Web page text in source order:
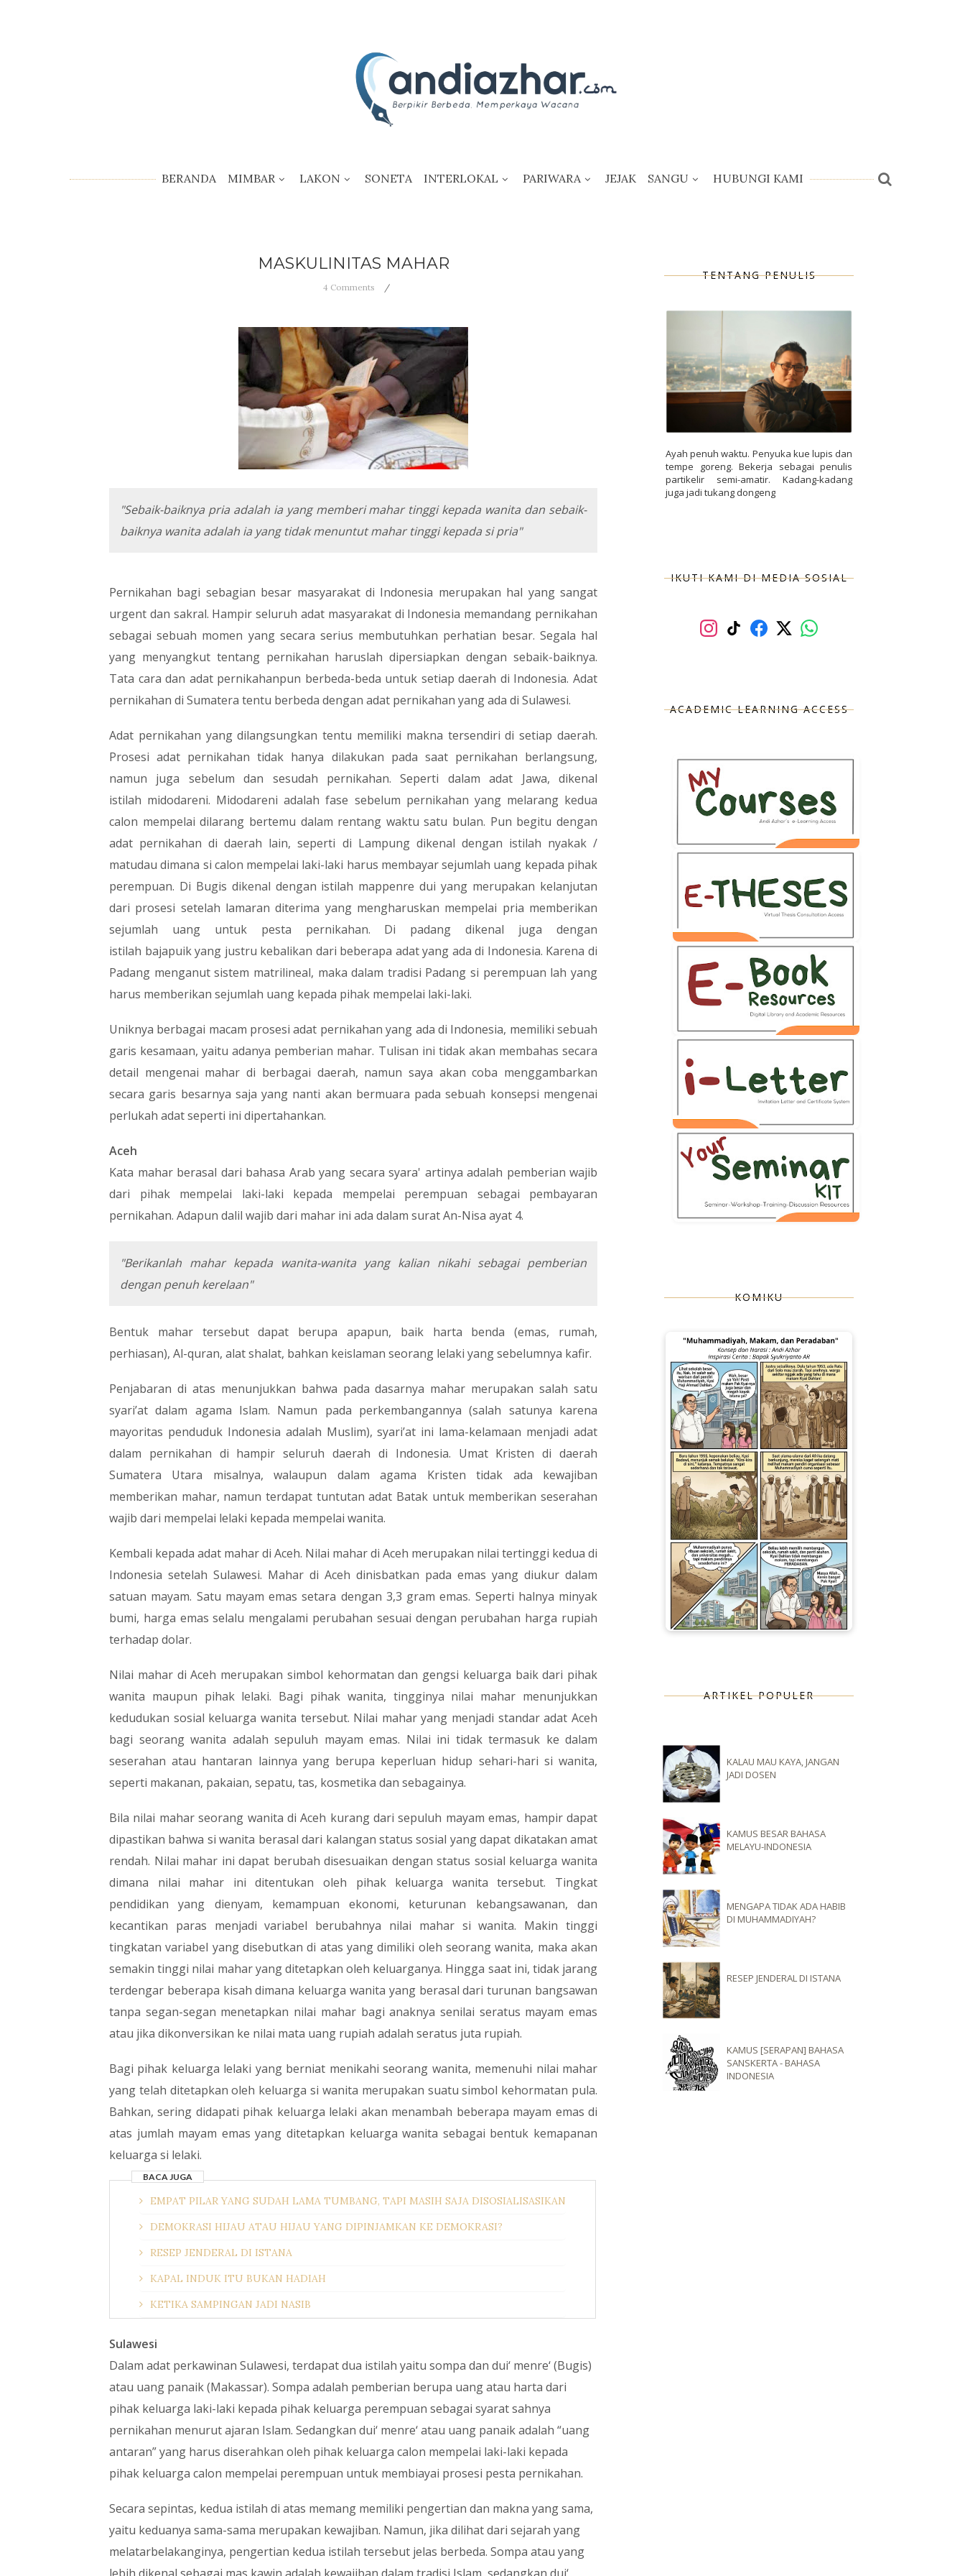
BERANDA MIMBAR LAKON SONETA INTERLOKAL PARIWARA JEJAK SANGU HUBUNGI KAMI
MASKULINITAS MAHAR
4 Comments
"Sebaik-baiknya pria adalah ia yang memberi mahar tinggi kepada wanita dan sebaik-
baiknya wanita adalah ia yang tidak menuntut mahar tinggi kepada si pria"
Pernikahan bagi sebagian besar masyarakat di Indonesia merupakan hal yang sangat
urgent dan sakral. Hampir seluruh adat masyarakat di Indonesia memandang pernikahan
sebagai sebuah momen yang secara serius membutuhkan perhatian besar. Segala hal
yang menyangkut tentang pernikahan haruslah dipersiapkan dengan sebaik-baiknya.
Tata cara dan adat pernikahanpun berbeda-beda untuk setiap daerah di Indonesia. Adat
pernikahan di Sumatera tentu berbeda dengan adat pernikahan yang ada di Sulawesi.
Adat pernikahan yang dilangsungkan tentu memiliki makna tersendiri di setiap daerah.
Prosesi adat pernikahan tidak hanya dilakukan pada saat pernikahan berlangsung,
namun juga sebelum dan sesudah pernikahan. Seperti dalam adat Jawa, dikenal
istilah midodareni. Midodareni adalah fase sebelum pernikahan yang melarang kedua
calon mempelai dilarang bertemu dalam rentang waktu satu bulan. Pun begitu dengan
adat pernikahan di daerah lain, seperti di Lampung dikenal dengan istilah nyakak /
matudau dimana si calon mempelai laki-laki harus membayar sejumlah uang kepada pihak
perempuan. Di Bugis dikenal dengan istilah mappenre dui yang merupakan kelanjutan
dari prosesi setelah lamaran diterima yang mengharuskan mempelai pria memberikan
sejumlah uang untuk pesta pernikahan. Di padang dikenal juga dengan
istilah bajapuik yang justru kebalikan dari beberapa adat yang ada di Indonesia. Karena di
Padang menganut sistem matrilineal, maka dalam tradisi Padang si perempuan lah yang
harus memberikan sejumlah uang kepada pihak mempelai laki-laki.
Uniknya berbagai macam prosesi adat pernikahan yang ada di Indonesia, memiliki sebuah
garis kesamaan, yaitu adanya pemberian mahar. Tulisan ini tidak akan membahas secara
detail mengenai mahar di berbagai daerah, namun saya akan coba menggambarkan
secara garis besarnya saja yang nanti akan bermuara pada sebuah konsepsi mengenai
perlukah adat seperti ini dipertahankan.
Aceh
Kata mahar berasal dari bahasa Arab yang secara syara' artinya adalah pemberian wajib
dari pihak mempelai laki-laki kepada mempelai perempuan sebagai pembayaran
pernikahan. Adapun dalil wajib dari mahar ini ada dalam surat An-Nisa ayat 4.
"Berikanlah mahar kepada wanita-wanita yang kalian nikahi sebagai pemberian
dengan penuh kerelaan"
Bentuk mahar tersebut dapat berupa apapun, baik harta benda (emas, rumah,
perhiasan), Al-quran, alat shalat, bahkan keislaman seorang lelaki yang sebelumnya kafir.
Penjabaran di atas menunjukkan bahwa pada dasarnya mahar merupakan salah satu
syari’at dalam agama Islam. Namun pada perkembangannya (salah satunya karena
mayoritas penduduk Indonesia adalah Muslim), syari’at ini lama-kelamaan menjadi adat
dalam pernikahan di hampir seluruh daerah di Indonesia. Umat Kristen di daerah
Sumatera Utara misalnya, walaupun dalam agama Kristen tidak ada kewajiban
memberikan mahar, namun terdapat tuntutan adat Batak untuk memberikan seserahan
wajib dari mempelai lelaki kepada mempelai wanita.
Kembali kepada adat mahar di Aceh. Nilai mahar di Aceh merupakan nilai tertinggi kedua di
Indonesia setelah Sulawesi. Mahar di Aceh dinisbatkan pada emas yang diukur dalam
satuan mayam. Satu mayam emas setara dengan 3,3 gram emas. Seperti halnya minyak
bumi, harga emas selalu mengalami perubahan sesuai dengan perubahan harga rupiah
terhadap dolar.
Nilai mahar di Aceh merupakan simbol kehormatan dan gengsi keluarga baik dari pihak
wanita maupun pihak lelaki. Bagi pihak wanita, tingginya nilai mahar menunjukkan
kedudukan sosial keluarga wanita tersebut. Nilai mahar yang menjadi standar adat Aceh
bagi seorang wanita adalah sepuluh mayam emas. Nilai ini tidak termasuk ke dalam
seserahan atau hantaran lainnya yang berupa keperluan hidup sehari-hari si wanita,
seperti makanan, pakaian, sepatu, tas, kosmetika dan sebagainya.
Bila nilai mahar seorang wanita di Aceh kurang dari sepuluh mayam emas, hampir dapat
dipastikan bahwa si wanita berasal dari kalangan status sosial yang dapat dikatakan amat
rendah. Nilai mahar ini dapat berubah disesuaikan dengan status sosial keluarga wanita
dimana nilai mahar ini ditentukan oleh pihak keluarga wanita tersebut. Tingkat
pendidikan yang dienyam, kemampuan ekonomi, keturunan kebangsawanan, dan
kecantikan paras menjadi variabel berubahnya nilai mahar si wanita. Makin tinggi
tingkatan variabel yang disebutkan di atas yang dimiliki oleh seorang wanita, maka akan
semakin tinggi nilai mahar yang ditetapkan oleh keluarganya. Hingga saat ini, tidak jarang
terdengar beberapa kisah dimana keluarga wanita yang berasal dari turunan bangsawan
tanpa segan-segan menetapkan nilai mahar bagi anaknya senilai seratus mayam emas
atau jika dikonversikan ke nilai mata uang rupiah adalah seratus juta rupiah.
Bagi pihak keluarga lelaki yang berniat menikahi seorang wanita, memenuhi nilai mahar
yang telah ditetapkan oleh keluarga si wanita merupakan suatu simbol kehormatan pula.
Bahkan, sering didapati pihak keluarga lelaki akan menambah beberapa mayam emas di
atas jumlah mayam emas yang ditetapkan keluarga wanita sebagai bentuk kemapanan
keluarga si lelaki.
BACA JUGA
EMPAT PILAR YANG SUDAH LAMA TUMBANG, TAPI MASIH SAJA DISOSIALISASIKAN
DEMOKRASI HIJAU ATAU HIJAU YANG DIPINJAMKAN KE DEMOKRASI?
RESEP JENDERAL DI ISTANA
KAPAL INDUK ITU BUKAN HADIAH
KETIKA SAMPINGAN JADI NASIB
Sulawesi
Dalam adat perkawinan Sulawesi, terdapat dua istilah yaitu sompa dan dui‘ menre‘ (Bugis)
atau uang panaik (Makassar). Sompa adalah pemberian berupa uang atau harta dari
pihak keluarga laki-laki kepada pihak keluarga perempuan sebagai syarat sahnya
pernikahan menurut ajaran Islam. Sedangkan dui‘ menre‘ atau uang panaik adalah “uang
antaran” yang harus diserahkan oleh pihak keluarga calon mempelai laki-laki kepada
pihak keluarga calon mempelai perempuan untuk membiayai prosesi pesta pernikahan.
Secara sepintas, kedua istilah di atas memang memiliki pengertian dan makna yang sama,
yaitu keduanya sama-sama merupakan kewajiban. Namun, jika dilihat dari sejarah yang
melatarbelakanginya, pengertian kedua istilah tersebut jelas berbeda. Sompa atau yang
TENTANG PENULIS
Ayah penuh waktu. Penyuka kue lupis dan
tempe goreng. Bekerja sebagai penulis
partikelir semi-amatir. Kadang-kadang
juga jadi tukang dongeng
IKUTI KAMI DI MEDIA SOSIAL
ACADEMIC LEARNING ACCESS
KOMIKU
ARTIKEL POPULER
KALAU MAU KAYA, JANGAN
JADI DOSEN
KAMUS BESAR BAHASA
MELAYU-INDONESIA
MENGAPA TIDAK ADA HABIB
DI MUHAMMADIYAH?
RESEP JENDERAL DI ISTANA
KAMUS [SERAPAN] BAHASA
SANSKERTA - BAHASA
INDONESIA